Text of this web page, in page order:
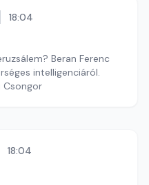
18:04
Beran Ferenc
intelligenciáról.
Csongor
18:04